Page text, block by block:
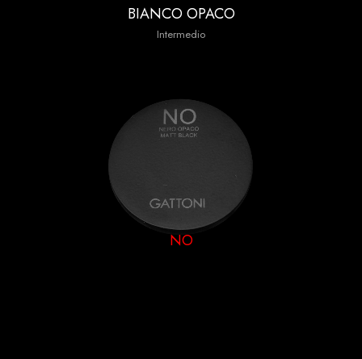
BIANCO OPACO
Intermedio
NO